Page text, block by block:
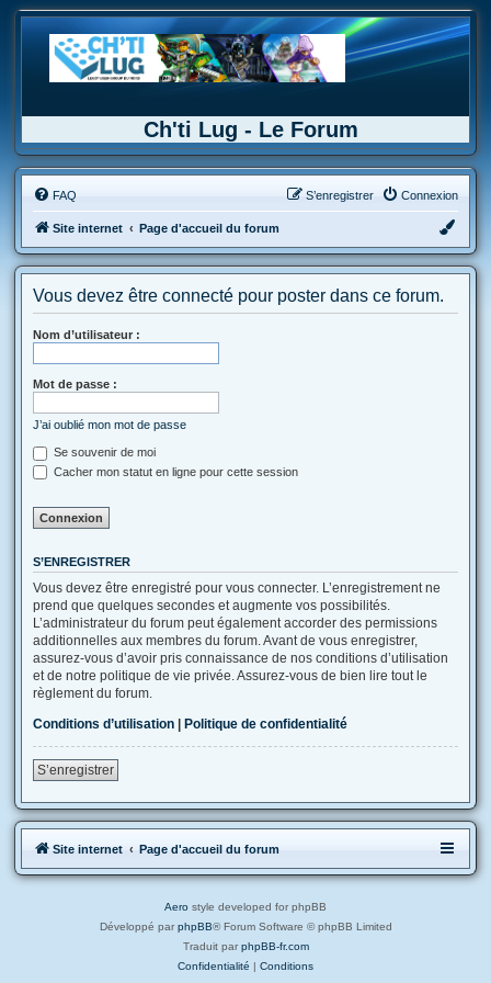
Ch'ti Lug - Le Forum
FAQ Connexion
S’enregistrer
Site internet Page d'accueil du forum
Vous devez être connecté pour poster dans ce forum.
Nom d’utilisateur :
Mot de passe :
J’ai oublié mon mot de passe
Se souvenir de moi
Cacher mon statut en ligne pour cette session
S’ENREGISTRER
Vous devez être enregistré pour vous connecter. L’enregistrement ne
prend que quelques secondes et augmente vos possibilités.
L’administrateur du forum peut également accorder des permissions
additionnelles aux membres du forum. Avant de vous enregistrer,
assurez-vous d’avoir pris connaissance de nos conditions d’utilisation
et de notre politique de vie privée. Assurez-vous de bien lire tout le
règlement du forum.
Conditions d’utilisation | Politique de confidentialité
S’enregistrer
Site internet Page d'accueil du forum
Aero style developed for phpBB
Développé par phpBB® Forum Software © phpBB Limited
Traduit par phpBB-fr.com
Confidentialité | Conditions